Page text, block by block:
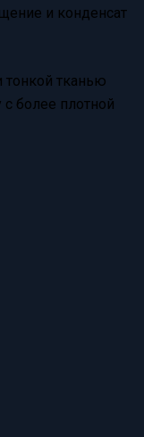
и конденсат
тонкой тканью
с более плотной